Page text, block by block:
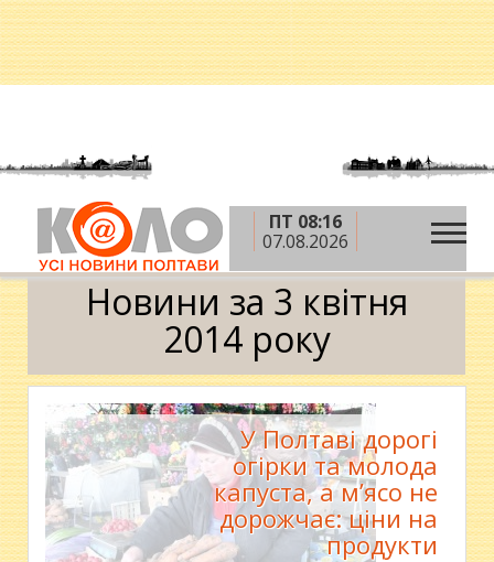
ПТ 08:16
07.08.2026
Головна » 2014 рік » квітень »3 квітня
Календар
Новини за 3 квітня
2014 року
У Полтаві дорогі
огірки та молода
капуста, а м’ясо не
дорожчає: ціни на
продукти